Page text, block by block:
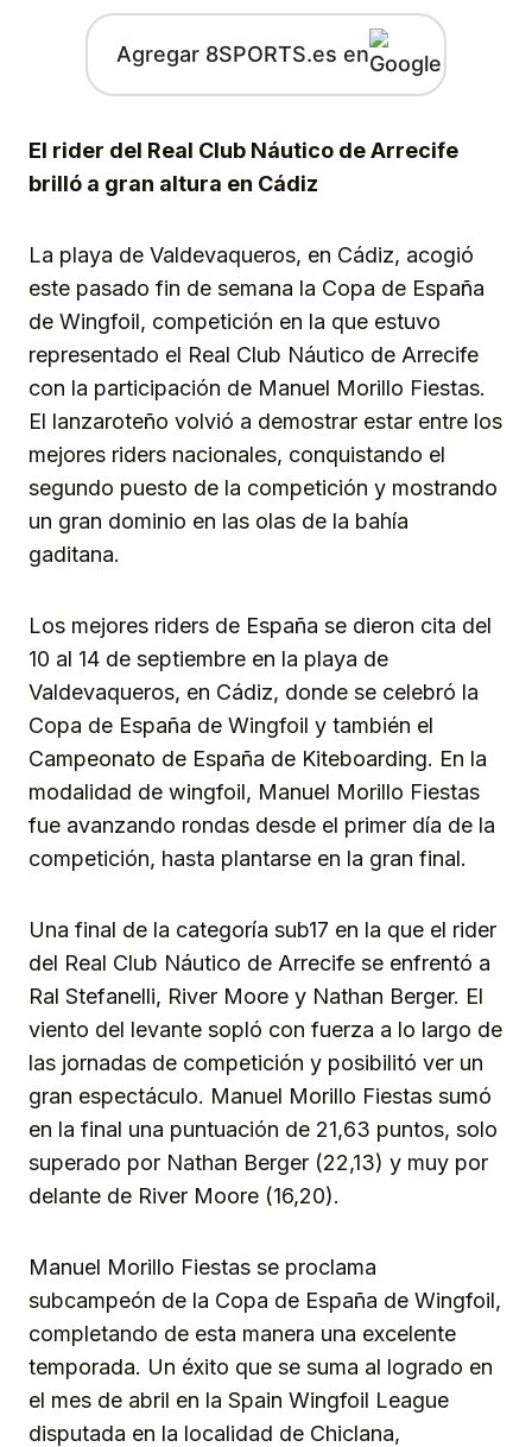
Agregar 8SPORTS.es en
El rider del Real Club Náutico de Arrecife
brilló a gran altura en Cádiz
La playa de Valdevaqueros, en Cádiz, acogió
este pasado fin de semana la Copa de España
de Wingfoil, competición en la que estuvo
representado el Real Club Náutico de Arrecife
con la participación de Manuel Morillo Fiestas.
El lanzaroteño volvió a demostrar estar entre los
mejores riders nacionales, conquistando el
segundo puesto de la competición y mostrando
un gran dominio en las olas de la bahía
gaditana.
Los mejores riders de España se dieron cita del
10 al 14 de septiembre en la playa de
Valdevaqueros, en Cádiz, donde se celebró la
Copa de España de Wingfoil y también el
Campeonato de España de Kiteboarding. En la
modalidad de wingfoil, Manuel Morillo Fiestas
fue avanzando rondas desde el primer día de la
competición, hasta plantarse en la gran final.
Una final de la categoría sub17 en la que el rider
del Real Club Náutico de Arrecife se enfrentó a
Ral Stefanelli, River Moore y Nathan Berger. El
viento del levante sopló con fuerza a lo largo de
las jornadas de competición y posibilitó ver un
gran espectáculo. Manuel Morillo Fiestas sumó
en la final una puntuación de 21,63 puntos, solo
superado por Nathan Berger (22,13) y muy por
delante de River Moore (16,20).
Manuel Morillo Fiestas se proclama
subcampeón de la Copa de España de Wingfoil,
completando de esta manera una excelente
temporada. Un éxito que se suma al logrado en
el mes de abril en la Spain Wingfoil League
disputada en la localidad de Chiclana,